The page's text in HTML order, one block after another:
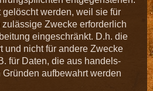
werden, weil sie für
Zwecke erforderlich
eingeschränkt. D.h. die
und nicht für andere Zwecke
für Daten, die aus handels-
aufbewahrt werden